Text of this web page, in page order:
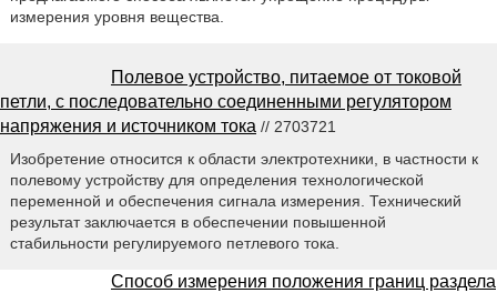
измерения уровня вещества.
Полевое устройство, питаемое от токовой
петли, с последовательно соединенными регулятором
напряжения и источником тока // 2703721
Изобретение относится к области электротехники, в частности к
полевому устройству для определения технологической
переменной и обеспечения сигнала измерения. Технический
результат заключается в обеспечении повышенной
стабильности регулируемого петлевого тока.
Способ измерения положения границ раздела